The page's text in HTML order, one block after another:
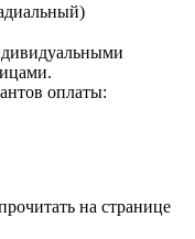
оплаты:
на странице